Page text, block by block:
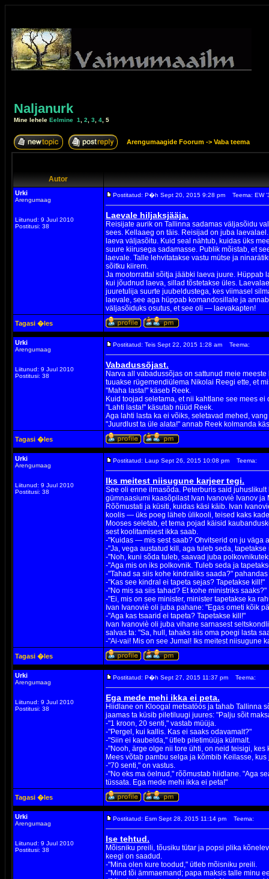
Naljanurk
Mine lehele Eelmine 1 2 3 4 5
Arengumaagide Foorum -> Vaba teema
Autor
Urki
Arengumaag
Liitunud: 9 Juul 2010
Postitusi: 38
Postitatud: P�h Sept 20, 2015 9:28 pm Teema: EW
Laevale hiljaksjääja.
Reisijate aurik on Tallinna sadamas väljasõidu
sees. Kellaaeg on täis. Reisijad on juba
laeva väljasõitu. Kuid seal nähtub, kuidas üks
suure kiirusega sadamasse. Publik mõistab, et
laevale. Talle lehvitatakse vastu mütse ja
sõitku kiirem.
Ja mootorrattal sõitja jääbki laeva juure. Hüppab
kui jõudnud laeva, sillad tõstetakse üles.
juuretulija suurte juubeldustega, kes viimasel
laevale, see aga hüppab komandosillale ja
väljasõiduks osutus, et see oli — laevakapten!
Tagasi �les
Urki
Arengumaag
Liitunud: 9 Juul 2010
Postitusi: 38
Postitatud: Teis Sept 22, 2015 1:28 am Teema:
Vabadussõjast.
Narva all vabadussõjas on sattunud meie
tuuakse rügemendiülema Nikolai Reegi ette, et
"Maha lasta!" käseb Reek.
Kuid toojad seletama, et nii kahtlane see mees ei
"Lahti lasta!" käsutab nüüd Reek.
Aga lahti lasta ka ei võiks, seletavad mehed,
"Juurdlust ta üle alata!" annab Reek kolmanda
Tagasi �les
Urki
Arengumaag
Liitunud: 9 Juul 2010
Postitusi: 38
Postitatud: Laup Sept 26, 2015 10:08 pm Teema:
Iks meitest niisugune karjeer tegi.
See oli enne ilmasõda. Peterburis said
gümnaasiumi kaasõpilast Ivan Ivanoviè Ivanov ja
Rõõmustati ja küsiti, kuidas käsi käib. Ivan
koolis — üks poeg läheb ülikooli, teised kaks
Mooses seletab, et tema pojad käisid
sest koolitamisest ikka saab.
-"Kuidas — mis sest saab? Ohvitserid on ju väga
-"Ja, vega austatud kill, aga tuleb seda,
-"Noh, kuni sõda tuleb, saavad juba
-"Aga mis on iks polkovnik. Tuleb seda ja
-"Tahad sa siis kohe kindraliks saada?"
-"Kas see kindral ei tapeta sejas? Tapetakse kill!"
-"No mis sa siis tahad? Et kohe ministriks saaks?"
-"Ei, mis on see minister, minister tapetakse ka
Ivan Ivanoviè oli juba pahane: "Egas ometi kõik
-"Aga kas tsaarid ei tapeta? Tapetakse kill!"
Ivan Ivanoviè oli juba vihane sarnasest
salvas ta: "Sa, hull, tahaks siis oma poegi lasta
-"Ai-vai! Mis on see Jumal! Iks meitest niisugune
Tagasi �les
Urki
Arengumaag
Liitunud: 9 Juul 2010
Postitusi: 38
Postitatud: P�h Sept 27, 2015 11:37 pm Teema:
Ega mede mehi ikka ei peta.
Hiidlane on Kloogal metsatöös ja tahab Tallinna
jaamas ta küsib piletiluugi juures: "Palju sõit
-"1 kroon, 20 senti," vastab müüja.
-"Pergel, kui kallis. Kas ei saaks odavamalt?"
-"Siin ei kaubelda," ütleb piletimüüja külmalt.
-"Nooh, ärge olge nii tore ühti, on neid teisigi, kes
Mees võtab pambu selga ja kõmbib Keilasse,
-"70 senti," on vastus.
-"No eks ma öelnud," rõõmustab hiidlane. "Aga
tüssata. Ega mede mehi ikka ei peta!"
Tagasi �les
Urki
Arengumaag
Liitunud: 9 Juul 2010
Postitusi: 38
Postitatud: Esm Sept 28, 2015 11:14 pm Teema:
Ise tehtud.
Mõisniku preili, tõusiku tütar ja popsi plika
keegi on saadud.
-"Mina olen kure toodud," ütleb mõisniku preili.
-"Mind tõi ämmaemand; papa maksis talle minu